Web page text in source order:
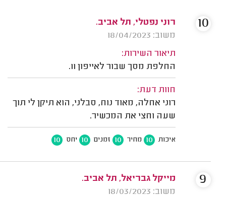
רוני נפטלי, תל אביב.
משוב: 18/04/2023
תיאור השירות:
החלפת מסך שבור לאייפון 11.
חוות דעת:
רוני אחלה, מאוד נוח, סבלני, הוא תיקן לי תוך
שעה וחצי את המכשיר.
איכות 10 מחיר 10 זמנים 10 יחס 10
10
מייקל גבריאל, תל אביב.
משוב: 18/03/2023
9